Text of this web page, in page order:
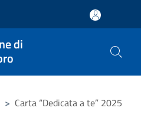
di
> Carta “Dedicata a te” 2025